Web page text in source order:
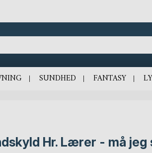
SUNDHED FANTASY
Hr. Lærer - må jeg